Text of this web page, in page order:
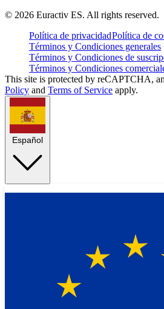
© 2026 Euractiv ES. All rights reserved.
Política de privacidadPolítica de
Términos y Condiciones generales
Términos y Condiciones de
Términos y Condiciones
This site is protected by reCAPTCHA,
Policy and Terms of Service apply.
Español